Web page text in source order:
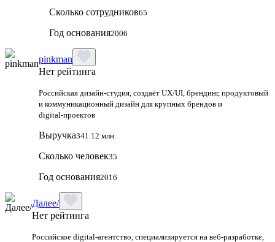
Сколько сотрудников65
Год основания2006
pinkman
Нет рейтинга
Российская дизайн‑студия, создаёт UX/UI, брендинг, продуктовый
и коммуникационный дизайн для крупных брендов и
digital‑проектов
Выручка341.12 млн.
Сколько человек35
Год основания2016
Далее/
Нет рейтинга
Российское digital-агентство, специализируется на веб-разработке,